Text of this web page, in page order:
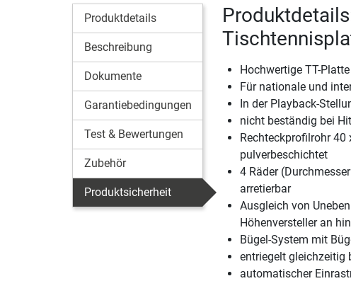
Produktdetails
Beschreibung
Dokumente
Garantiebedingungen
Test & Bewertungen
Zubehör
Produktsicherheit
Hochwertige TT-
Für nationale und
In der Playback-
nicht beständig bei
Rechteckprofilrohr
pulverbeschichtet
4 Räder
arretierbar
Ausgleich von
Höhenversteller an
Bügel-System mit
entriegelt gleichzeitig
automatischer